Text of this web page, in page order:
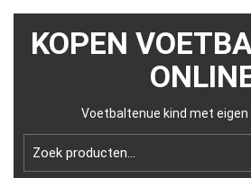
KOPEN
Voetbaltenue kind met eigen